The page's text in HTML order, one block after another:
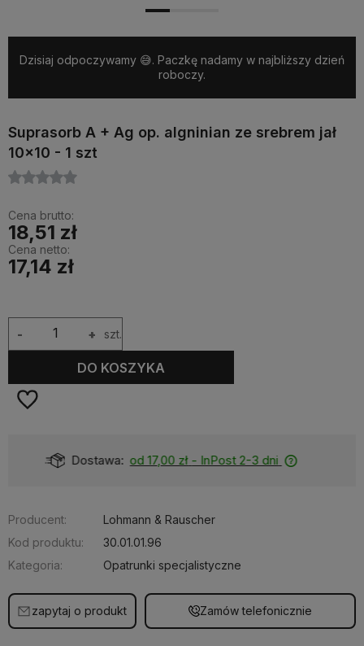
Dzisiaj odpoczywamy 😅. Paczkę nadamy w najbliższy dzień
roboczy.
Suprasorb A + Ag op. algninian ze srebrem jał
10x10 - 1 szt
Cena brutto:
18,51 zł
Cena netto:
17,14 zł
+
- szt.
DO KOSZYKA
Dostępność: Dostępny
Producent:
Lohmann & Rauscher
Kod produktu:
30.01.01.96
Kategoria:
Opatrunki specjalistyczne
zapytaj o produkt Zamów telefonicznie